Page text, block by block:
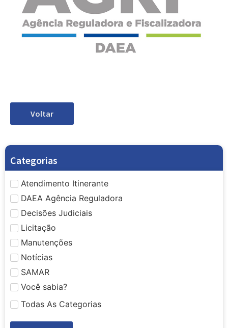
Voltar
Categorias
Atendimento Itinerante
DAEA Agência Reguladora
Decisões Judiciais
Licitação
Manutenções
Notícias
SAMAR
Você sabia?
Todas As Categorias